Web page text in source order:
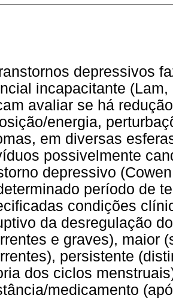
depressivos
incapacitante
avaliar se há
energia,
em diversas
possivelmente
depressivo
período de
condições
da desregulação
e graves), maior
persistente
dos ciclos
medicamento